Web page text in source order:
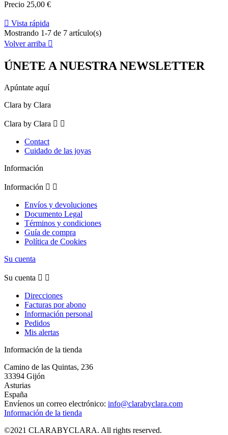
Precio 25,00 €
 Vista rápida
Mostrando 1-7 de 7 artículo(s)
Volver arriba 
ÚNETE A NUESTRA NEWSLETTER
Apúntate aquí
Clara by Clara
Clara by Clara  
Contact
Cuidado de las joyas
Información
Información  
Envíos y devoluciones
Documento Legal
Términos y condiciones
Guía de compra
Política de Cookies
Su cuenta
Su cuenta  
Direcciones
Facturas por abono
Información personal
Pedidos
Mis alertas
Información de la tienda
Camino de las Quintas, 236
33394 Gijón
Asturias
España
Envíenos un correo electrónico: info@clarabyclara.com
Información de la tienda
©2021 CLARABYCLARA. All rights reserved.